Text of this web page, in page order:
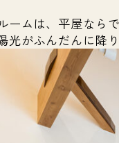
ームは、平屋なら
光がふんだんに降